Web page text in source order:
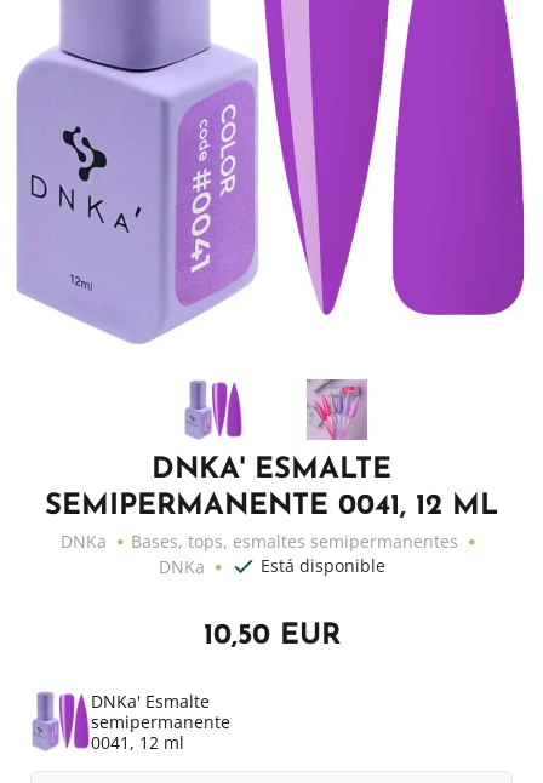
DNKA' ESMALTE
SEMIPERMANENTE 0041, 12 ML
DNKa
Bases, tops, esmaltes semipermanentes
DNKa
Está disponible
10,50 EUR
DNKa' Esmalte
semipermanente
0041, 12 ml